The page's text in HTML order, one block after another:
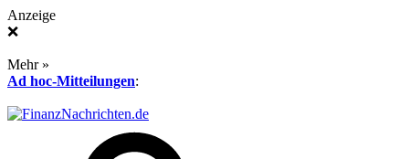
Anzeige
❌
Mehr »
Ad hoc-Mitteilungen: